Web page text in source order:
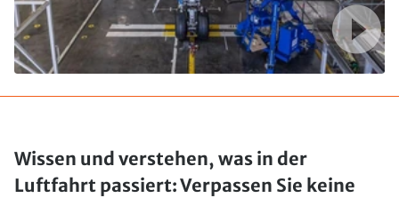
Wissen und verstehen, was in der
Luftfahrt passiert: Verpassen Sie keine